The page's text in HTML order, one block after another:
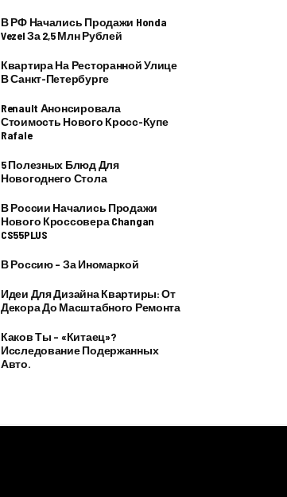
В РФ Начались Продажи Honda
Vezel За 2,5 Млн Рублей
Квартира На Ресторанной Улице
В Санкт-Петербурге
Renault Анонсировала
Стоимость Нового Кросс-Купе
Rafale
5 Полезных Блюд Для
Новогоднего Стола
В России Начались Продажи
Нового Кроссовера Changan
CS55PLUS
В Россию – За Иномаркой
Идеи Для Дизайна Квартиры: От
Декора До Масштабного Ремонта
Каков Ты – «китаец»?
Исследование Подержанных
Авто.